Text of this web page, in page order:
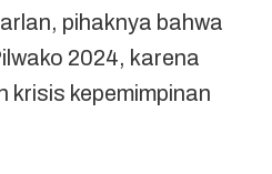
pihaknya bahwa
2024, karena
krisis kepemimpinan